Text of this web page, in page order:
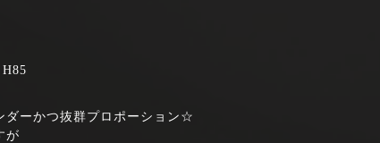
ダーかつ抜群プロポーション☆
が